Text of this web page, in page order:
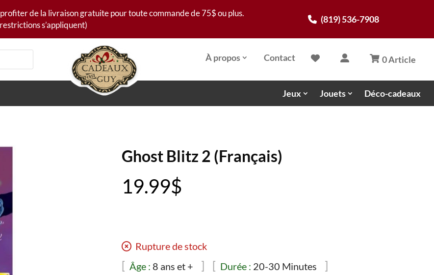
de la livraison gratuite pour toute commande de 75$ ou plus.
s’appliquent)
(819) 536-7908
À propos Contact 0 Article
Jeux Jouets Déco-cadeaux
Ghost Blitz 2 (Français)
19.99$
Rupture de stock
Âge : 8 ans et + Durée : 20-30 Minutes